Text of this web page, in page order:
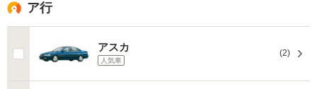
ア行
アスカ
人気車
(2)